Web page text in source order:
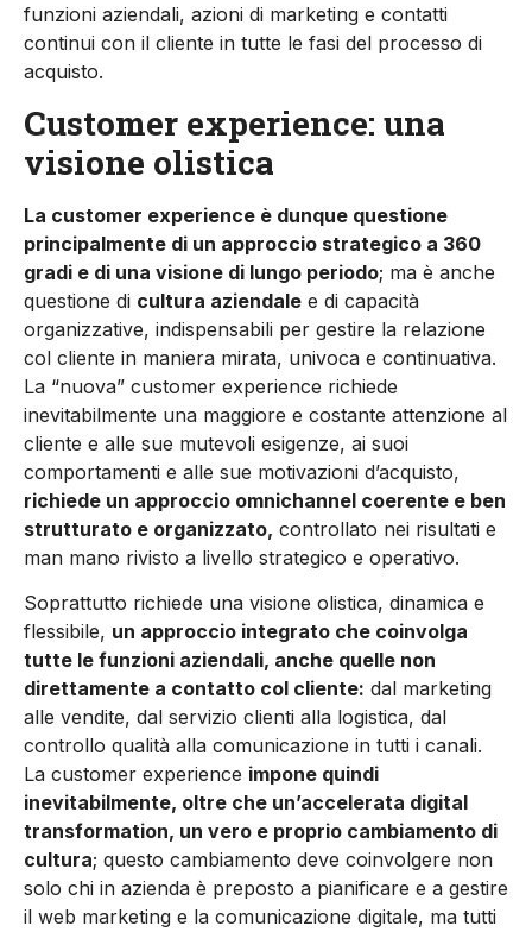
funzioni aziendali, azioni di marketing e contatti
continui con il cliente in tutte le fasi del processo di
acquisto.
Customer experience: una
visione olistica
La customer experience è dunque questione
principalmente di un approccio strategico a 360
gradi e di una visione di lungo periodo; ma è anche
questione di cultura aziendale e di capacità
organizzative, indispensabili per gestire la relazione
col cliente in maniera mirata, univoca e continuativa.
La “nuova” customer experience richiede
inevitabilmente una maggiore e costante attenzione al
cliente e alle sue mutevoli esigenze, ai suoi
comportamenti e alle sue motivazioni d’acquisto,
richiede un approccio omnichannel coerente e ben
strutturato e organizzato, controllato nei risultati e
man mano rivisto a livello strategico e operativo.
Soprattutto richiede una visione olistica, dinamica e
flessibile, un approccio integrato che coinvolga
tutte le funzioni aziendali, anche quelle non
direttamente a contatto col cliente: dal marketing
alle vendite, dal servizio clienti alla logistica, dal
controllo qualità alla comunicazione in tutti i canali.
La customer experience impone quindi
inevitabilmente, oltre che un’accelerata digital
transformation, un vero e proprio cambiamento di
cultura; questo cambiamento deve coinvolgere non
solo chi in azienda è preposto a pianificare e a gestire
il web marketing e la comunicazione digitale, ma tutti